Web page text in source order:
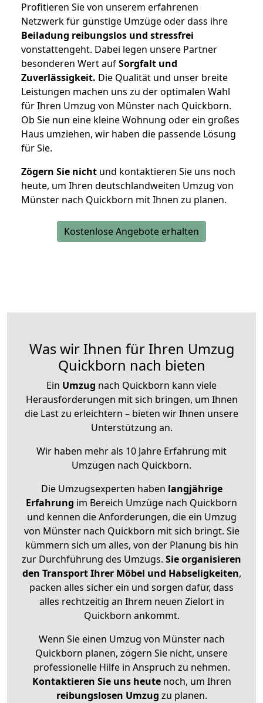
Profitieren Sie von unserem erfahrenen
Netzwerk für günstige Umzüge oder dass ihre
Beiladung reibungslos und stressfrei
vonstattengeht. Dabei legen unsere Partner
besonderen Wert aufSorgfalt und
Zuverlässigkeit. Die Qualität und unser breite
Leistungen machen uns zu der optimalen Wahl
für Ihren Umzug von Münster nach Quickborn.
Ob Sie nun eine kleine Wohnung oder ein großes
Haus umziehen, wir haben die passende Lösung
für Sie.
Zögern Sie nicht und kontaktieren Sie uns noch
heute, um Ihren deutschlandweiten Umzug von
Münster nach Quickborn mit Ihnen zu planen.
Kostenlose Angebote erhalten
Was wir Ihnen für Ihren Umzug
Quickborn nach bieten
Ein Umzug nach Quickborn kann viele
Herausforderungen mit sich bringen, um Ihnen
die Last zu erleichtern – bieten wir Ihnen unsere
Unterstützung an.
Wir haben mehr als 10 Jahre Erfahrung mit
Umzügen nach Quickborn.
Die Umzugsexperten haben langjährige
Erfahrung im Bereich Umzüge nach Quickborn
und kennen die Anforderungen, die ein Umzug
von Münster nach Quickborn mit sich bringt. Sie
kümmern sich um alles, von der Planung bis hin
zur Durchführung des Umzugs. Sie organisieren
den Transport Ihrer Möbel und Habseligkeiten,
packen alles sicher ein und sorgen dafür, dass
alles rechtzeitig an Ihrem neuen Zielort in
Quickborn ankommt.
Wenn Sie einen Umzug von Münster nach
Quickborn planen, zögern Sie nicht, unsere
professionelle Hilfe in Anspruch zu nehmen.
Kontaktieren Sie uns heutenoch, um Ihren
reibungslosen Umzug zu planen.